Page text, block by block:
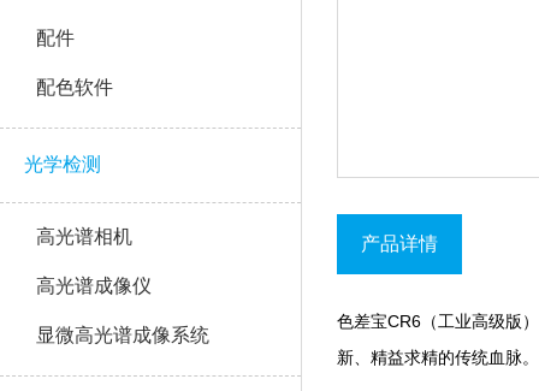
配件
配色软件
光学检测
高光谱相机
高光谱成像仪
显微高光谱成像系统
产品详情
色差宝CR6（工业高级版）
新、精益求精的传统血脉。